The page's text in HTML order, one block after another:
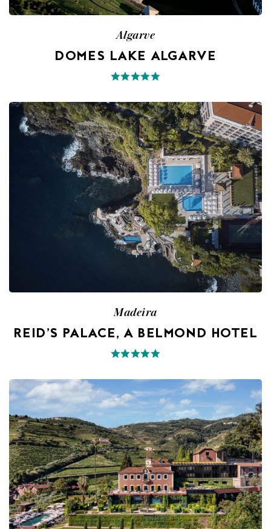
Algarve
DOMES LAKE ALGARVE
Madeira
REID’S PALACE, A BELMOND HOTEL